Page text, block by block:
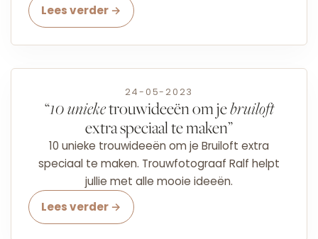
Lees verder →
24-05-2023
“10 unieketrouwideeën om jebruiloft
extra speciaal te maken”
10 unieke trouwideeën om je Bruiloft extra
speciaal te maken. Trouwfotograaf Ralf helpt
jullie met alle mooie ideeën.
Lees verder →